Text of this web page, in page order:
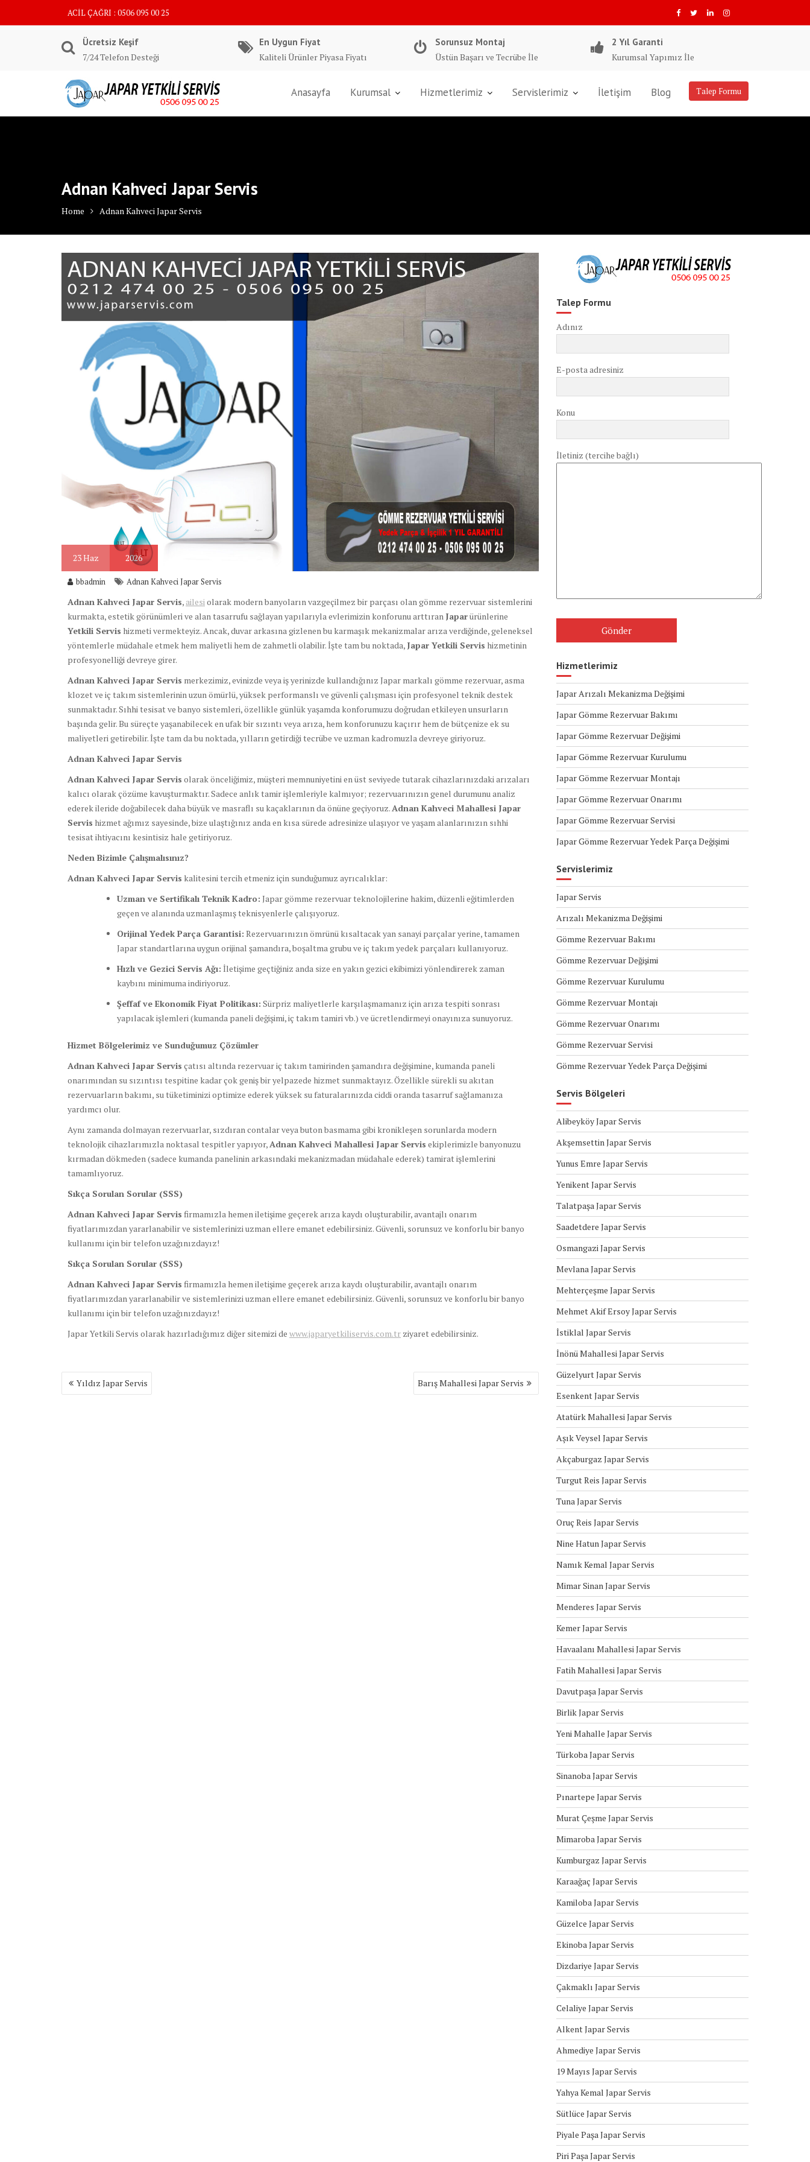
ACİL ÇAĞRI : 0506 095 00 25
Ücretsiz Keşif
7/24 Telefon Desteği
En Uygun Fiyat
Kaliteli Ürünler Piyasa Fiyatı
Sorunsuz Montaj
Üstün Başarı ve Tecrübe İle
2 Yıl Garanti
Kurumsal Yapımız İle
Talep Formu
Anasayfa Kurumsal Hizmetlerimiz Servislerimiz İletişim Blog
Adnan Kahveci Japar Servis
Home Adnan Kahveci Japar Servis
23Haz 2026
bbadmin Adnan Kahveci Japar Servis
Adnan Kahveci Japar Servis, ailesiolarak modern banyoların vazgeçilmez bir parçası olan gömme rezervuar sistemlerini
kurmakta, estetik görünümleri ve alan tasarrufu sağlayan yapılarıyla evlerimizin konforunu arttıran Japarürünlerine
Yetkili Servis hizmeti vermekteyiz. Ancak, duvar arkasına gizlenen bu karmaşık mekanizmalar arıza verdiğinde, geleneksel
yöntemlerle müdahale etmek hem maliyetli hem de zahmetli olabilir. İşte tam bu noktada, Japar Yetkili Servis hizmetinin
profesyonelliği devreye girer.
Adnan Kahveci Japar Servis merkezimiz, evinizde veya iş yerinizde kullandığınız Japar markalı gömme rezervuar, asma
klozet ve iç takım sistemlerinin uzun ömürlü, yüksek performanslı ve güvenli çalışması için profesyonel teknik destek
sunmaktadır. Sıhhi tesisat ve banyo sistemleri, özellikle günlük yaşamda konforumuzu doğrudan etkileyen unsurların
başında gelir. Bu süreçte yaşanabilecek en ufak bir sızıntı veya arıza, hem konforunuzu kaçırır hem de bütçenize ek su
maliyetleri getirebilir. İşte tam da bu noktada, yılların getirdiği tecrübe ve uzman kadromuzla devreye giriyoruz.
Adnan Kahveci Japar Servis
Adnan Kahveci Japar Servis olarak önceliğimiz, müşteri memnuniyetini en üst seviyede tutarak cihazlarınızdaki arızaları
kalıcı olarak çözüme kavuşturmaktır. Sadece anlık tamir işlemleriyle kalmıyor; rezervuarınızın genel durumunu analiz
ederek ileride doğabilecek daha büyük ve masraflı su kaçaklarının da önüne geçiyoruz.Adnan Kahveci Mahallesi Japar
Servis hizmet ağımız sayesinde, bize ulaştığınız anda en kısa sürede adresinize ulaşıyor ve yaşam alanlarınızın sıhhi
tesisat ihtiyacını kesintisiz hale getiriyoruz.
Neden Bizimle Çalışmalısınız?
Adnan Kahveci Japar Servis kalitesini tercih etmeniz için sunduğumuz ayrıcalıklar:
Uzman ve Sertifikalı Teknik Kadro: Japar gömme rezervuar teknolojilerine hakim, düzenli eğitimlerden
geçen ve alanında uzmanlaşmış teknisyenlerle çalışıyoruz.
Orijinal Yedek Parça Garantisi: Rezervuarınızın ömrünü kısaltacak yan sanayi parçalar yerine, tamamen
Japar standartlarına uygun orijinal şamandıra, boşaltma grubu ve iç takım yedek parçaları kullanıyoruz.
Hızlı ve Gezici Servis Ağı: İletişime geçtiğiniz anda size en yakın gezici ekibimizi yönlendirerek zaman
kaybını minimuma indiriyoruz.
Şeffaf ve Ekonomik Fiyat Politikası: Sürpriz maliyetlerle karşılaşmamanız için arıza tespiti sonrası
yapılacak işlemleri (kumanda paneli değişimi, iç takım tamiri vb.) ve ücretlendirmeyi onayınıza sunuyoruz.
Hizmet Bölgelerimiz ve Sunduğumuz Çözümler
Adnan Kahveci Japar Servis çatısı altında rezervuar iç takım tamirinden şamandıra değişimine, kumanda paneli
onarımından su sızıntısı tespitine kadar çok geniş bir yelpazede hizmet sunmaktayız. Özellikle sürekli su akıtan
rezervuarların bakımı, su tüketiminizi optimize ederek yüksek su faturalarınızda ciddi oranda tasarruf sağlamanıza
yardımcı olur.
Aynı zamanda dolmayan rezervuarlar, sızdıran contalar veya buton basmama gibi kronikleşen sorunlarda modern
teknolojik cihazlarımızla noktasal tespitler yapıyor,Adnan Kahveci Mahallesi Japar Servis ekiplerimizle banyonuzu
kırmadan dökmeden (sadece kumanda panelinin arkasındaki mekanizmadan müdahale ederek) tamirat işlemlerini
tamamlıyoruz.
Sıkça Sorulan Sorular (SSS)
Adnan Kahveci Japar Servis firmamızla hemen iletişime geçerek arıza kaydı oluşturabilir, avantajlı onarım
fiyatlarımızdan yararlanabilir ve sistemlerinizi uzman ellere emanet edebilirsiniz. Güvenli, sorunsuz ve konforlu bir banyo
kullanımı için bir telefon uzağınızdayız!
Sıkça Sorulan Sorular (SSS)
Adnan Kahveci Japar Servis firmamızla hemen iletişime geçerek arıza kaydı oluşturabilir, avantajlı onarım
fiyatlarımızdan yararlanabilir ve sistemlerinizi uzman ellere emanet edebilirsiniz. Güvenli, sorunsuz ve konforlu bir banyo
kullanımı için bir telefon uzağınızdayız!
Japar Yetkili Servis olarak hazırladığımız diğer sitemizi de www.japaryetkiliservis.com.tr ziyaret edebilirsiniz.
Yazı
gezinmesi
Yıldız Japar Servis Barış Mahallesi Japar Servis
Talep Formu
Adınız
E-posta adresiniz
Konu
İletiniz (tercihe bağlı)
Hizmetlerimiz
Japar Arızalı Mekanizma Değişimi
Japar Gömme Rezervuar Bakımı
Japar Gömme Rezervuar Değişimi
Japar Gömme Rezervuar Kurulumu
Japar Gömme Rezervuar Montajı
Japar Gömme Rezervuar Onarımı
Japar Gömme Rezervuar Servisi
Japar Gömme Rezervuar Yedek Parça Değişimi
Servislerimiz
Japar Servis
Arızalı Mekanizma Değişimi
Gömme Rezervuar Bakımı
Gömme Rezervuar Değişimi
Gömme Rezervuar Kurulumu
Gömme Rezervuar Montajı
Gömme Rezervuar Onarımı
Gömme Rezervuar Servisi
Gömme Rezervuar Yedek Parça Değişimi
Servis Bölgeleri
Alibeyköy Japar Servis
Akşemsettin Japar Servis
Yunus Emre Japar Servis
Yenikent Japar Servis
Talatpaşa Japar Servis
Saadetdere Japar Servis
Osmangazi Japar Servis
Mevlana Japar Servis
Mehterçeşme Japar Servis
Mehmet Akif Ersoy Japar Servis
İstiklal Japar Servis
İnönü Mahallesi Japar Servis
Güzelyurt Japar Servis
Esenkent Japar Servis
Atatürk Mahallesi Japar Servis
Aşık Veysel Japar Servis
Akçaburgaz Japar Servis
Turgut Reis Japar Servis
Tuna Japar Servis
Oruç Reis Japar Servis
Nine Hatun Japar Servis
Namık Kemal Japar Servis
Mimar Sinan Japar Servis
Menderes Japar Servis
Kemer Japar Servis
Havaalanı Mahallesi Japar Servis
Fatih Mahallesi Japar Servis
Davutpaşa Japar Servis
Birlik Japar Servis
Yeni Mahalle Japar Servis
Türkoba Japar Servis
Sinanoba Japar Servis
Pınartepe Japar Servis
Murat Çeşme Japar Servis
Mimaroba Japar Servis
Kumburgaz Japar Servis
Karaağaç Japar Servis
Kamiloba Japar Servis
Güzelce Japar Servis
Ekinoba Japar Servis
Dizdariye Japar Servis
Çakmaklı Japar Servis
Celaliye Japar Servis
Alkent Japar Servis
Ahmediye Japar Servis
19 Mayıs Japar Servis
Yahya Kemal Japar Servis
Sütlüce Japar Servis
Piyale Paşa Japar Servis
Piri Paşa Japar Servis